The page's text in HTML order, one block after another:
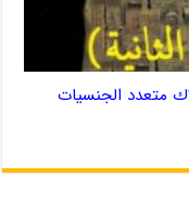
متعدد الجنسيات